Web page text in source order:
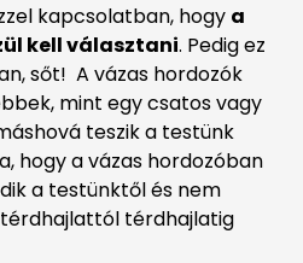
kapcsolatban, hogy a
kell választani. Pedig ez
sőt! A vázas hordozók
mint egy csatos vagy
teszik a testünk
hogy a vázas hordozóban
a testünktől és nem
térdhajlatig